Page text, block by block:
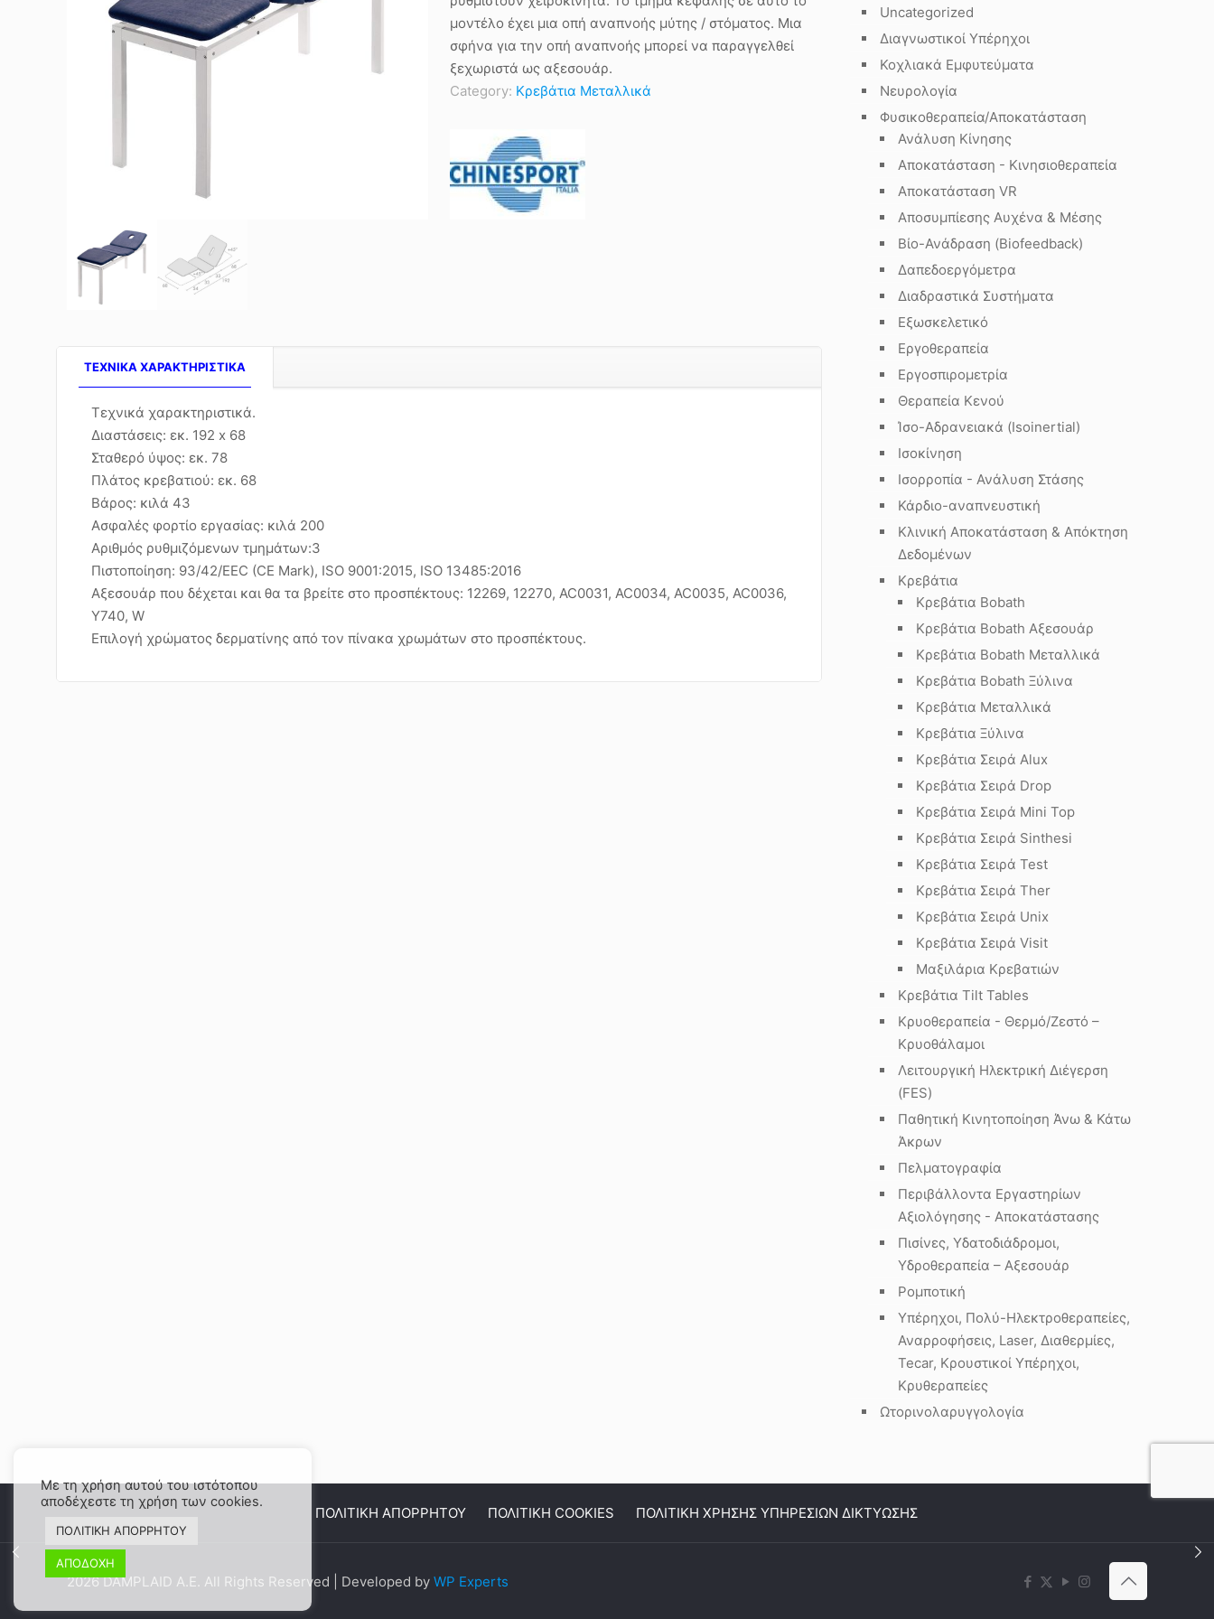
μοντέλο έχει μια οπή αναπνοής μύτης / στόματος. Μια
σφήνα για την οπή αναπνοής μπορεί να παραγγελθεί
ξεχωριστά ως αξεσουάρ.
Category: Κρεβάτια Μεταλλικά
TEXNIKA ΧΑΡΑΚΤΗΡΙΣΤΙΚΑ
Τεχνικά χαρακτηριστικά.
Διαστάσεις: εκ. 192 x 68
Σταθερό ύψος: εκ. 78
Πλάτος κρεβατιού: εκ. 68
Βάρος: κιλά 43
Ασφαλές φορτίο εργασίας: κιλά 200
Αριθμός ρυθμιζόμενων τμημάτων:3
Πιστοποίηση: 93/42/EEC (CE Mark), ISO 9001:2015, ISO 13485:2016
Αξεσουάρ που δέχεται και θα τα βρείτε στο προσπέκτους: 12269, 12270, AC0031, AC0034, AC0035, AC0036,
Y740, W
Επιλογή χρώματος δερματίνης από τον πίνακα χρωμάτων στο προσπέκτους.
Uncategorized
Διαγνωστικοί Υπέρηχοι
Κοχλιακά Εμφυτεύματα
Νευρολογία
Φυσικοθεραπεία/Αποκατάσταση
Ανάλυση Κίνησης
Αποκατάσταση - Κινησιοθεραπεία
Αποκατάσταση VR
Αποσυμπίεσης Αυχένα & Μέσης
Βίο-Ανάδραση (Biofeedback)
Δαπεδοεργόμετρα
Διαδραστικά Συστήματα
Εξωσκελετικό
Εργοθεραπεία
Εργοσπιρομετρία
Θεραπεία Κενού
Ίσο-Αδρανειακά (Isoinertial)
Ισοκίνηση
Ισορροπία - Ανάλυση Στάσης
Κάρδιο-αναπνευστική
Κλινική Αποκατάσταση & Απόκτηση
Δεδομένων
Κρεβάτια
Κρεβάτια Bobath
Κρεβάτια Bobath Αξεσουάρ
Κρεβάτια Bobath Μεταλλικά
Κρεβάτια Bobath Ξύλινα
Κρεβάτια Μεταλλικά
Κρεβάτια Ξύλινα
Κρεβάτια Σειρά Alux
Κρεβάτια Σειρά Drop
Κρεβάτια Σειρά Mini Top
Κρεβάτια Σειρά Sinthesi
Κρεβάτια Σειρά Test
Κρεβάτια Σειρά Ther
Κρεβάτια Σειρά Unix
Κρεβάτια Σειρά Visit
Μαξιλάρια Κρεβατιών
Κρεβάτια Tilt Tables
Κρυοθεραπεία - Θερμό/Ζεστό –
Κρυοθάλαμοι
Λειτουργική Ηλεκτρική Διέγερση
(FES)
Παθητική Κινητοποίηση Άνω & Κάτω
Άκρων
Πελματογραφία
Περιβάλλοντα Εργαστηρίων
Αξιολόγησης - Αποκατάστασης
Πισίνες, Υδατοδιάδρομοι,
Υδροθεραπεία – Αξεσουάρ
Ρομποτική
Υπέρηχοι, Πολύ-Ηλεκτροθεραπείες,
Αναρροφήσεις, Laser, Διαθερμίες,
Tecar, Κρουστικοί Υπέρηχοι,
Κρυθεραπείες
Ωτορινολαρυγγολογία
ΠΟΛΙΤΙΚΗ ΑΠΟΡΡΗΤΟΥ ΠΟΛΙΤΙΚΗ COOKIES ΠΟΛΙΤΙΚΗ ΧΡΗΣΗΣ ΥΠΗΡΕΣΙΩΝ ΔΙΚΤΥΩΣΗΣ
2026 DAMPLAID Α.Ε. All Rights Reserved | Developed by WP Experts
Με τη χρήση αυτού του ιστότοπου
αποδέχεστε τη χρήση των cookies.
ΠΟΛΙΤΙΚΗ ΑΠΟΡΡΗΤΟΥ
ΑΠΟΔΟΧΗ